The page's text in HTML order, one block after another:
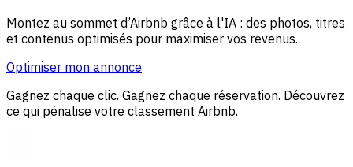
Montez au sommet d’Airbnb grâce à l'IA : des photos, titres
et contenus optimisés pour maximiser vos revenus.
Optimiser mon annonce
Gagnez chaque clic. Gagnez chaque réservation. Découvrez
ce qui pénalise votre classement Airbnb.